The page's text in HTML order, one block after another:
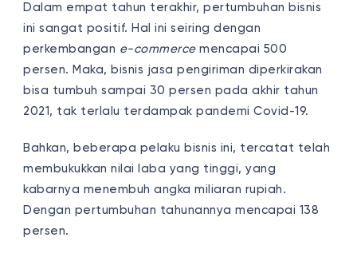
Dalam empat tahun terakhir, pertumbuhan bisnis
ini sangat positif. Hal ini seiring dengan
perkembangan e-commercemencapai 500
persen. Maka, bisnis jasa pengiriman diperkirakan
bisa tumbuh sampai 30 persen pada akhir tahun
2021, tak terlalu terdampak pandemi Covid-19.
Bahkan, beberapa pelaku bisnis ini, tercatat telah
membukukkan nilai laba yang tinggi, yang
kabarnya menembuh angka miliaran rupiah.
Dengan pertumbuhan tahunannya mencapai 138
persen.